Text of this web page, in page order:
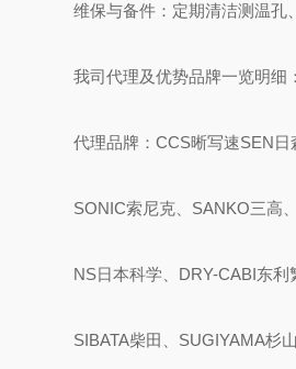
维保与备件：定期清洁测温孔
我司代理及优势品牌一览明细：
代理品牌：CCS晰写速SEN日
SONIC索尼克、SANKO三高
NS日本科学、DRY-CABI东
SIBATA柴田、SUGIYAMA杉